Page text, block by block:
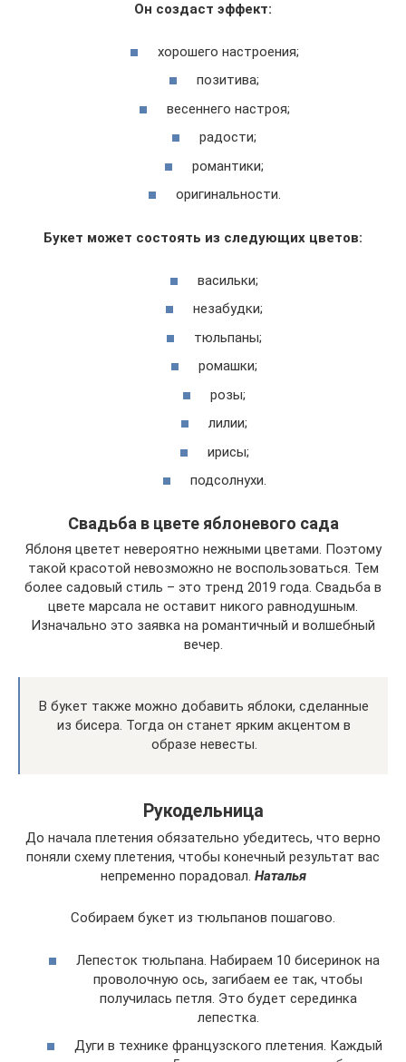
Он создаст эффект:
хорошего настроения;
позитива;
весеннего настроя;
радости;
романтики;
оригинальности.
Букет может состоять из следующих цветов:
васильки;
незабудки;
тюльпаны;
ромашки;
розы;
лилии;
ирисы;
подсолнухи.
Свадьба в цвете яблоневого сада
Яблоня цветет невероятно нежными цветами. Поэтому
такой красотой невозможно не воспользоваться. Тем
более садовый стиль – это тренд 2019 года. Свадьба в
цвете марсала не оставит никого равнодушным.
Изначально это заявка на романтичный и волшебный
вечер.
В букет также можно добавить яблоки, сделанные
из бисера. Тогда он станет ярким акцентом в
образе невесты.
Рукодельница
До начала плетения обязательно убедитесь, что верно
поняли схему плетения, чтобы конечный результат вас
непременно порадовал. Наталья
Собираем букет из тюльпанов пошагово.
Лепесток тюльпана. Набираем 10 бисеринок на
проволочную ось, загибаем ее так, чтобы
получилась петля. Это будет серединка
лепестка.
Дуги в технике французского плетения. Каждый